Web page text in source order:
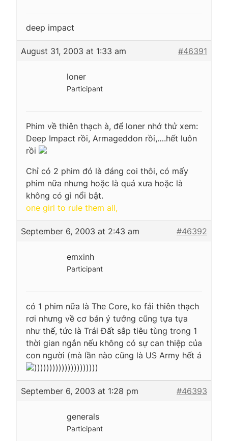
deep impact
August 31, 2003 at 1:33 am #46391
loner
Participant
Phim về thiên thạch à, để loner nhớ thử xem:
Deep Impact rồi, Armageddon rồi,….hết luôn
rồi
Chỉ có 2 phim đó là đáng coi thôi, có mấy
phim nữa nhưng hoặc là quá xưa hoặc là
không có gì nổi bật.
one girl to rule them all,
September 6, 2003 at 2:43 am #46392
emxinh
Participant
có 1 phim nữa là The Core, ko fải thiên thạch
rơi nhưng về cơ bản ý tưởng cũng tựa tựa
như thế, tức là Trái Đất sắp tiêu tùng trong 1
thời gian ngắn nếu không có sự can thiệp của
con người (mà lần nào cũng là US Army hết á
)))))))))))))))))))))
September 6, 2003 at 1:28 pm #46393
generals
Participant